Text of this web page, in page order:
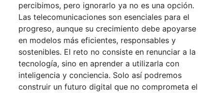
percibimos, pero ignorarlo ya no es una opción.
Las telecomunicaciones son esenciales para el
progreso, aunque su crecimiento debe apoyarse
en modelos más eficientes, responsables y
sostenibles. El reto no consiste en renunciar a la
tecnología, sino en aprender a utilizarla con
inteligencia y conciencia. Solo así podremos
construir un futuro digital que no comprometa el